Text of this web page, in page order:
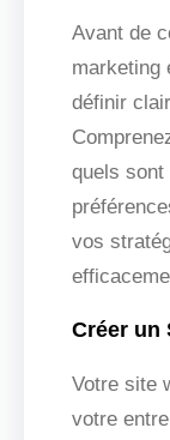
Avant de
marketing
définir
quels sont
vos
Créer un
Votre site
votre